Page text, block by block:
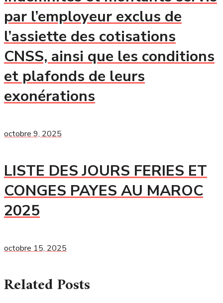
par l’employeur exclus de
l’assiette des cotisations
CNSS, ainsi que les conditions
et plafonds de leurs
exonérations
octobre 9, 2025
LISTE DES JOURS FERIES ET
CONGES PAYES AU MAROC
2025
octobre 15, 2025
Related Posts